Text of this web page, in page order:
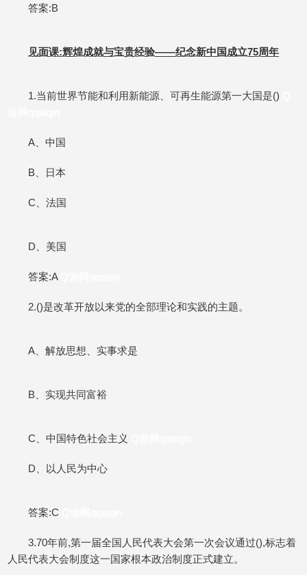
答案:B
见面课:辉煌成就与宝贵经验——纪念新中国成立75周年
1.当前世界节能和利用新能源、可再生能源第一大国是()
A、中国
B、日本
C、法国
D、美国
答案:A
2.()是改革开放以来党的全部理论和实践的主题。
A、解放思想、实事求是
B、实现共同富裕
C、中国特色社会主义
D、以人民为中心
答案:C
3.70年前,第一届全国人民代表大会第一次会议通过(),标志着
人民代表大会制度这一国家根本政治制度正式建立。